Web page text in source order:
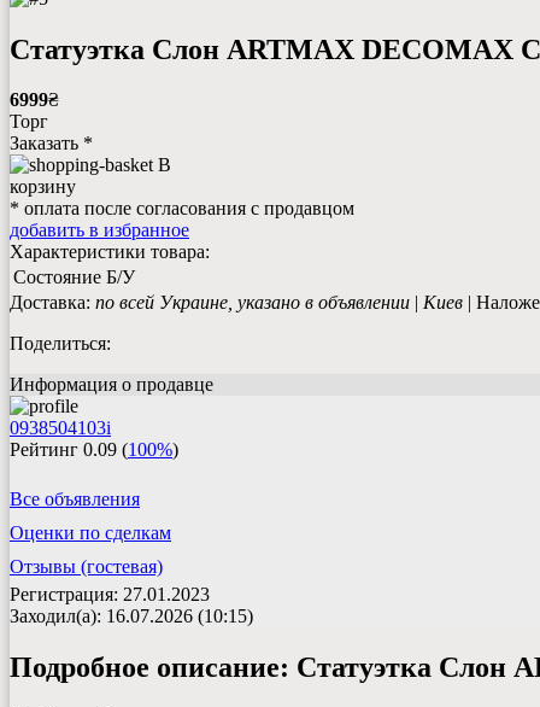
Статуэтка Слон ARTMAX DECOMAX
6999₴
Торг
Заказать *
В
корзину
* оплата после согласования с продавцом
добавить в избранное
Характеристики товара:
Состояние Б/У
Доставка: по всей Украине, указано в объявлении | Киев |
Поделиться:
Информация о продавце
0938504103i
Рейтинг 0.09 (100%)
Все объявления
Оценки по сделкам
Отзывы (гостевая)
Регистрация: 27.01.2023
Заходил(а): 16.07.2026 (10:15)
Подробное описание: Статуэтка Слон